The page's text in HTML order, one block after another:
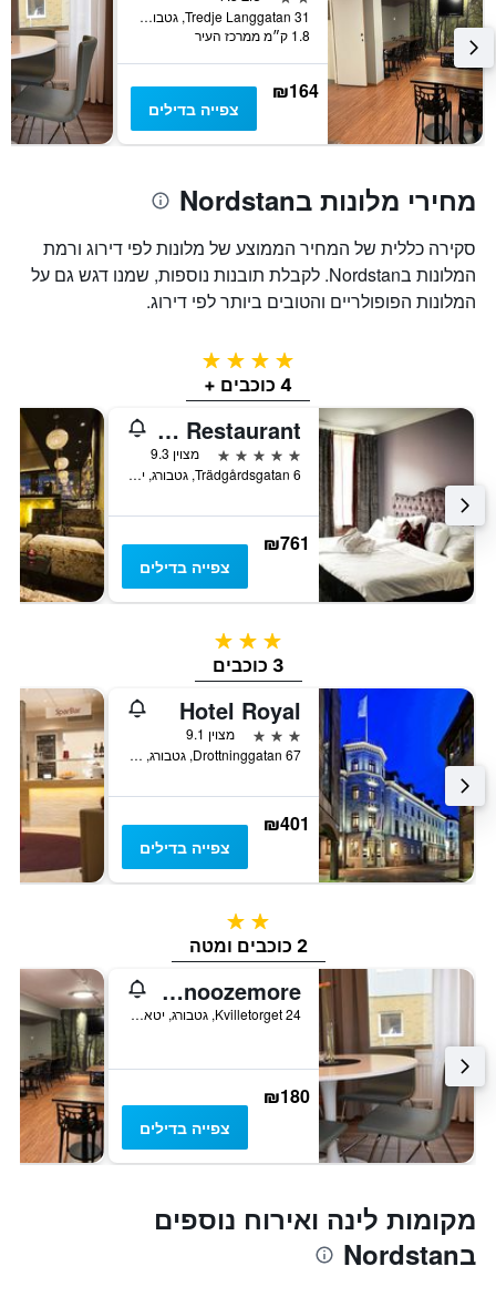
Tredje Langgatan 31, גטבורג, יטאלנד המערבית, שוודיה
1.8 ק״מ ממרכז העיר
₪164
צפייה בדילים
מחירי מלונות בNordstan
סקירה כללית של המחיר הממוצע של מלונות לפי דירוג ורמת
המלונות בNordstan. לקבלת תובנות נוספות, שמנו דגש גם על
המלונות הפופולריים והטובים ביותר לפי דירוג.
4 כוכבים
4 כוכבים +
Dorsia Hotel & Restaurant
5 כוכבים
מצוין 9.3
Trädgårdsgatan 6, גטבורג, יטאלנד המערבית, שוודיה
₪761
צפייה בדילים
3 כוכבים
3 כוכבים
Hotel Royal
3 כוכבים
מצוין 9.1
Drottninggatan 67, גטבורג, יטאלנד המערבית, שוודיה
₪401
צפייה בדילים
2 כוכבים
2 כוכבים ומטה
Hostel Snoozemore
24 Kvilletorget, גטבורג, יטאלנד המערבית, שוודיה
₪180
צפייה בדילים
מקומות לינה ואירוח נוספים
בNordstan